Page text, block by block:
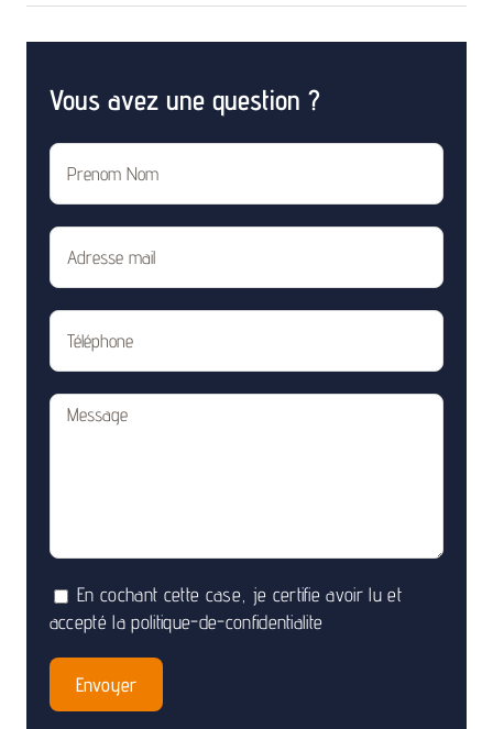
Qu’en pensent nos locataires ?